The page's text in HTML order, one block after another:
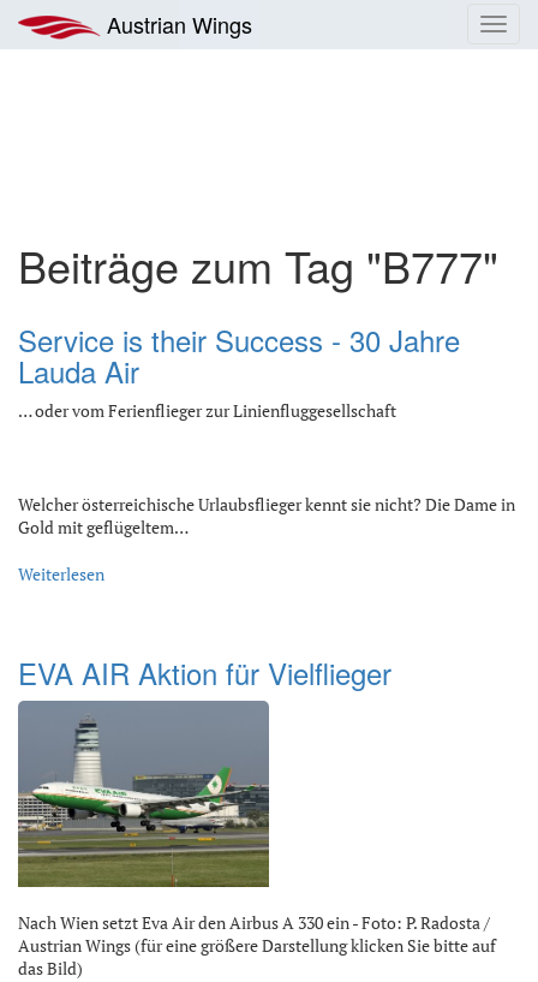
Inhalt
springen
Austrian Wings
Beiträge zum Tag "B777"
Service is their Success - 30 Jahre
Lauda Air
… oder vom Ferienflieger zur Linienfluggesellschaft
Welcher österreichische Urlaubsflieger kennt sie nicht? Die Dame in
Gold mit geflügeltem…
Weiterlesen
EVA AIR Aktion für Vielflieger
Nach Wien setzt Eva Air den Airbus A 330 ein - Foto: P. Radosta /
Austrian Wings (für eine größere Darstellung klicken Sie bitte auf
das Bild)